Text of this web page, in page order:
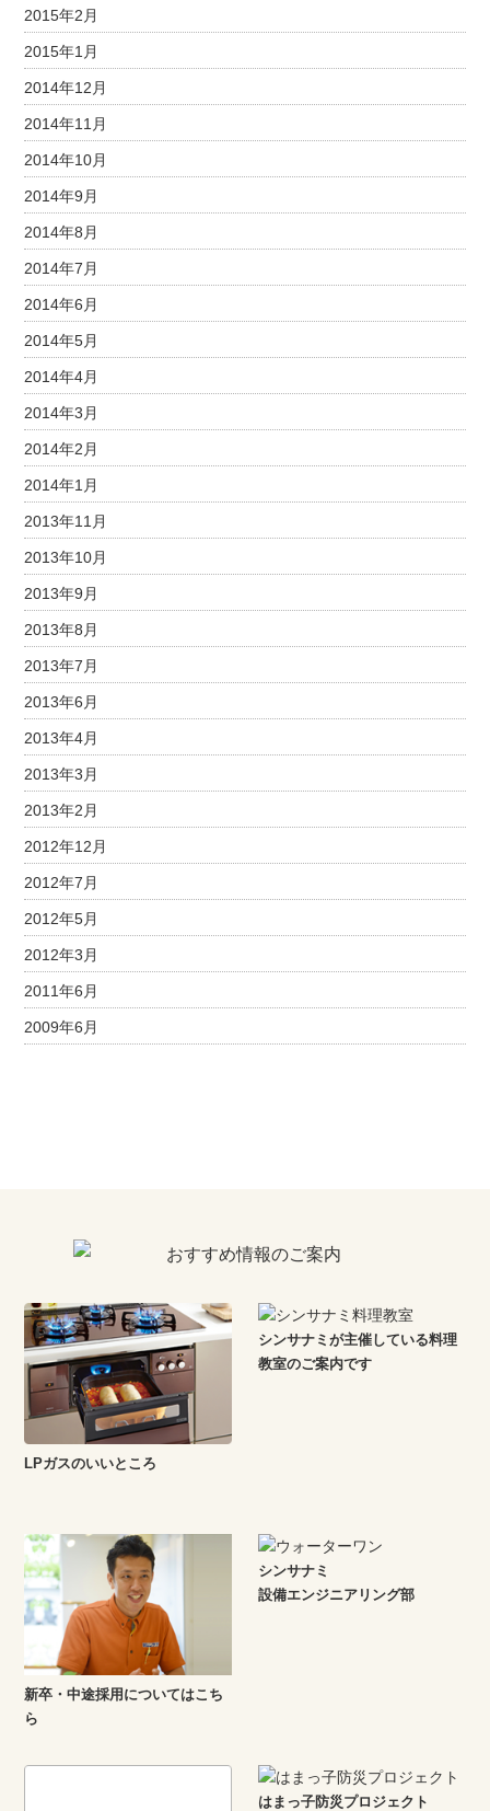
2015年2月
2015年1月
2014年12月
2014年11月
2014年10月
2014年9月
2014年8月
2014年7月
2014年6月
2014年5月
2014年4月
2014年3月
2014年2月
2014年1月
2013年11月
2013年10月
2013年9月
2013年8月
2013年7月
2013年6月
2013年4月
2013年3月
2013年2月
2012年12月
2012年7月
2012年5月
2012年3月
2011年6月
2009年6月
LPガスのいいところ
シンサナミが主催している料理
教室のご案内です
新卒・中途採用についてはこち
ら
シンサナミ
設備エンジニアリング部
はまっ子防災プロジェクト